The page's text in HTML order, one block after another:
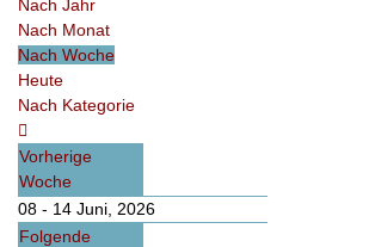
Nach Jahr
Nach Monat
Nach Woche
Heute
Nach Kategorie
Vorherige
Woche
08 - 14 Juni, 2026
Folgende